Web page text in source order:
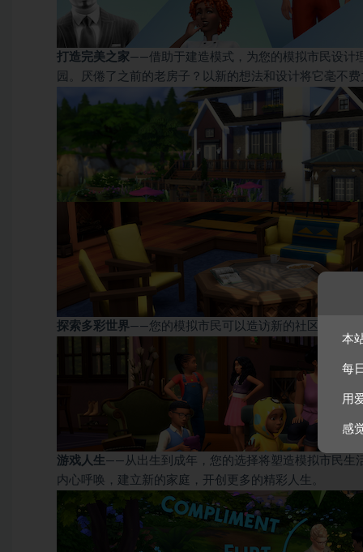
打造完美之家——借助于建造模式，为您的模拟市民设计
园。厌倦了之前的老房子？以新的想法和设计将它毫不
探索多彩世界——您的模拟市民可以造访新的社区来扩大
游戏人生——从出生到成年，您的选择将塑造模拟市民生
内心呼唤，建立新的家庭，开创更多的精彩人生。
本
每
用
感